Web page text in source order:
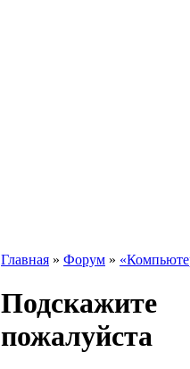
Главная » Форум »
Подскажите
пожалуйста